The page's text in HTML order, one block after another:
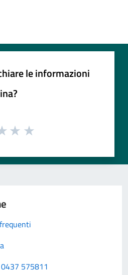
le informazioni
575811